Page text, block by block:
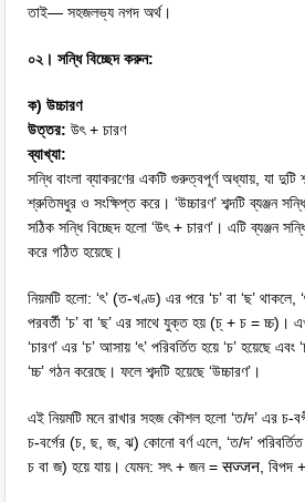
তাই— সহজলভ্য নগদ অর্থ।
০২। সন্ধি বিচ্ছেদ করুন:
ক) উচ্চারণ
উত্তর: উৎ + চারণ
ব্যাখ্যা:
সন্ধি বাংলা ব্যাকরণের একটি গুরুত্বপূর্ণ অধ্যায়, যা দুটি
শ্রুতিমধুর ও সংক্ষিপ্ত করে। ‘উচ্চারণ’ শব্দটি ব্যঞ্জন
সঠিক সন্ধি বিচ্ছেদ হলো ‘উৎ + চারণ’। এটি ব্যঞ্জন
করে গঠিত হয়েছে।
নিয়মটি হলো: ‘ৎ’ (ত-খণ্ড) এর পরে ‘চ’ বা ‘ছ’ থাকলে,
পরবর্তী ‘চ’ বা ‘ছ’ এর সাথে যুক্ত হয় (চ্ + চ = চ্চ)।
‘চারণ’ এর ‘চ’ আসায় ‘ৎ’ পরিবর্তিত হয়ে ‘চ’ হয়েছে
‘চ্চ’ গঠন করেছে। ফলে শব্দটি হয়েছে ‘উচ্চারণ’।
এই নিয়মটি মনে রাখার সহজ কৌশল হলো ‘ত/দ’ এর চ-
চ-বর্গের (চ, ছ, জ, ঝ) কোনো বর্ণ এলে, ‘ত/দ’ পরিবর্তিত
চ বা জ) হয়ে যায়। যেমন: সৎ + জন = सज्जन, বিপদ +